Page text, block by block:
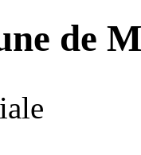
de